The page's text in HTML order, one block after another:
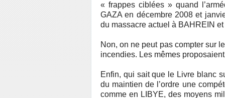
« frappes ciblées » quand
GAZA en décembre 2008 et
du massacre actuel à BAHREIN
Non, on ne peut pas compter sur
incendies. Les mêmes
Enfin, qui sait que le Livre blanc
du maintien de l’ordre une
comme en LIBYE, des moyens